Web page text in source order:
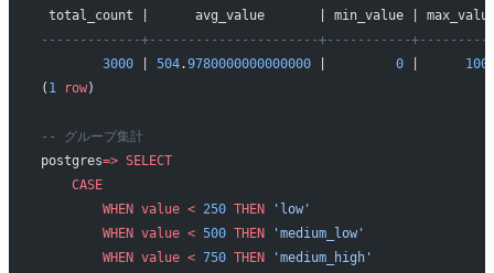
total_count |      avg_value       | min_value |
-------------+----------------------+-----------
        3000
| 504.9780000000000000 | 0 |
( 1 row)
-- グループ集計
postgres=> SELECT
    CASE
        WHEN
value < 250 THEN 'low'
        WHEN
value < 500 THEN 'medium_low'
        WHEN
value < 750 THEN 'medium_high'